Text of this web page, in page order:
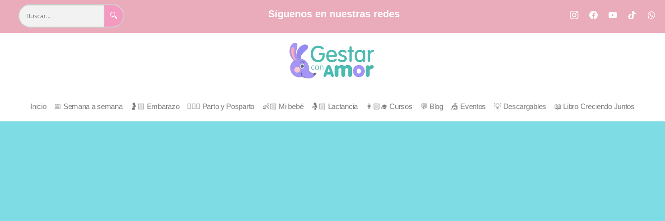
🔍 Síguenos en nuestras redes
Inicio 📅 Semana a semana 🤰🏻 Embarazo 👩🏻‍⚕️ Parto y Posparto 👶🏻 Mi bebé 🤱🏻 Lactancia 👩🏻‍🎓 Cursos 💬 Blog 🎪 Eventos 💡 Descargables 📖 Libro Creciendo Juntos